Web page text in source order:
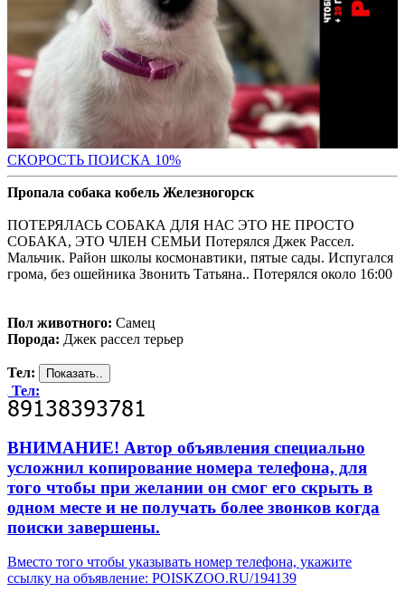
СКОРОСТЬ ПОИСКА 10%
Пропала собака кобель Железногорск
ПОТЕРЯЛАСЬ СОБАКА ДЛЯ НАС ЭТО НЕ ПРОСТО
СОБАКА, ЭТО ЧЛЕН СЕМЬИ Потерялся Джек Рассел.
Мальчик. Район школы космонавтики, пятые сады. Испугался
грома, без ошейника Звонить Татьяна.. Потерялся около 16:00
Пол животного: Самец
Порода: Джек рассел терьер
Тел:
Тел:
ВНИМАНИЕ! Автор объявления специально
усложнил копирование номера телефона, для
того чтобы при желании он смог его скрыть в
одном месте и не получать более звонков когда
поиски завершены.
Вместо того чтобы указывать номер телефона, укажите
ссылку на объявление: POISKZOO.RU/194139